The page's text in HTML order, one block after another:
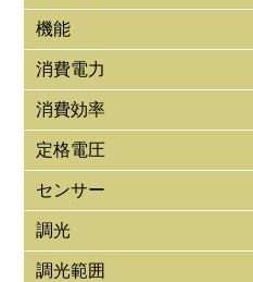
機能
消費電力
消費効率
定格電圧
センサー
調光
調光範囲